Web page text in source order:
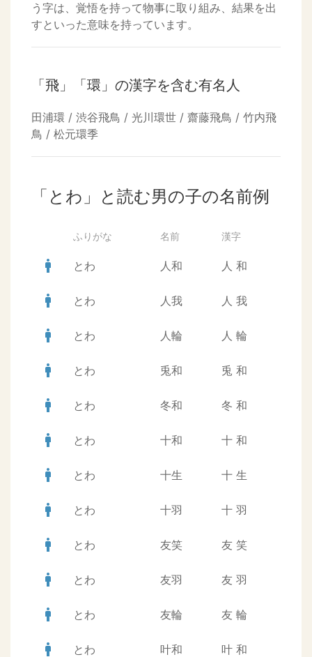
う字は、覚悟を持って物事に取り組み、結果を出
すといった意味を持っています。
「飛」「環」の漢字を含む有名人
田浦環 / 渋谷飛鳥 / 光川環世 / 齋藤飛鳥 / 竹内飛
鳥 / 松元環季
「とわ」と読む男の子の名前例
ふりがな 名前 漢字
man とわ 人和 人 和
man とわ 人我 人 我
man とわ 人輪 人 輪
man とわ 兎和 兎 和
man とわ 冬和 冬 和
man とわ 十和 十 和
man とわ 十生 十 生
man とわ 十羽 十 羽
man とわ 友笑 友 笑
man とわ 友羽 友 羽
man とわ 友輪 友 輪
man とわ 叶和 叶 和